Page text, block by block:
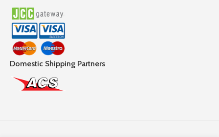
Domestic Shipping Partners